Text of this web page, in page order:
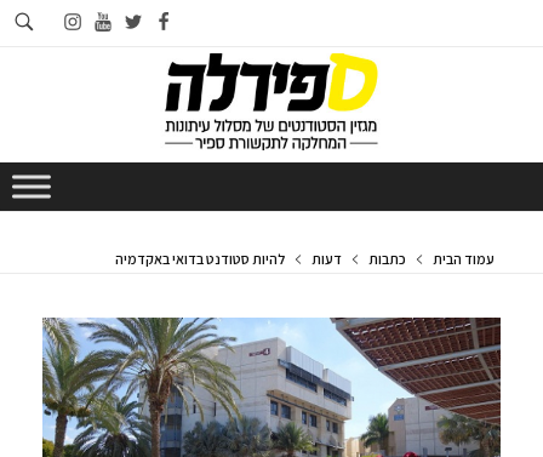
facebook
twitter
youtube
instagram
עמוד הבית כתבות דעות להיות סטודנט בדואי באקדמיה